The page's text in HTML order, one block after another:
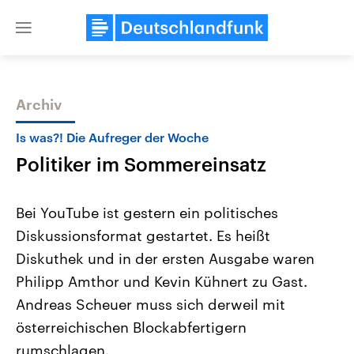
Close
Themen
Landtagswahl Sachsen-Anhalt
2026
Alle Informationen
Sachsen-Anhalt wählt am 6.
September 2026 einen neuen
Bundesland von einer Koalition aus
USA
Aktuelle Beiträge,
Hintergründe
Wirtschaftlich und
gehören die Vereinigten
den mächtigsten Ländern
Archiv
Is was?! Die Aufreger der Woche
Politiker im Sommereinsatz
Bei YouTube ist gestern ein politisches
Diskussionsformat gestartet. Es heißt
Diskuthek und in der ersten Ausgabe waren
Philipp Amthor und Kevin Kühnert zu Gast.
Andreas Scheuer muss sich derweil mit
österreichischen Blockabfertigern
rumschlagen.